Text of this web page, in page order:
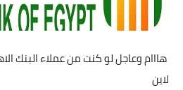
هااام وعاجل لو كنت من عملاء البنك
لاين